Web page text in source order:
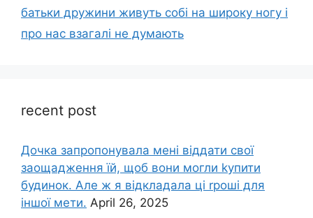
батьки дружини живуть собі на широку ногу і
про нас взагалі не думають
recent post
Дочка запpопонувала мені віддати свої
заощадження їй, щоб вони могли kупити
будинок. Але ж я відкладала ці rроші для
іншої мети. April 26, 2025